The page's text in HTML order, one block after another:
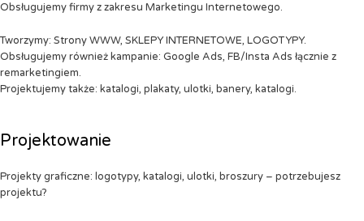
Obsługujemy firmy z zakresu Marketingu Internetowego.
Tworzymy: Strony WWW, SKLEPY INTERNETOWE, LOGOTYPY.
Obsługujemy również kampanie: Google Ads, FB/Insta Ads łącznie z
remarketingiem.
Projektujemy także: katalogi, plakaty, ulotki, banery, katalogi.
Projektowanie
Projekty graficzne: logotypy, katalogi, ulotki, broszury – potrzebujesz
projektu?